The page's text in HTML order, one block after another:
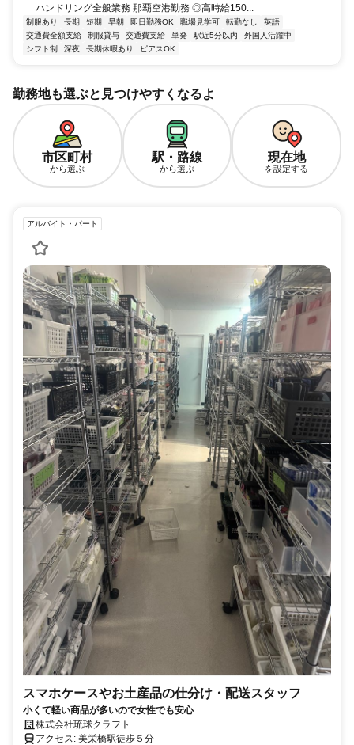
ハンドリング全般業務 那覇空港勤務 ◎高時給150...
制服あり 長期 短期 早朝 即日勤務OK 職場見学可 転勤なし
英語
交通費全額支給
制服貸与 交通費支給 単発 駅近5分以内
外国人活躍中
シフト制
深夜 長期休暇あり ピアスOK
勤務地も選ぶと見つけやすくなるよ
市区町村
から選ぶ
駅・路線
から選ぶ
現在地
を設定する
アルバイト・パート
スマホケースやお土産品の仕分け・配送スタッフ
小くて軽い商品が多いので女性でも安心
株式会社琉球クラフト
アクセス: 美栄橋駅徒歩５分